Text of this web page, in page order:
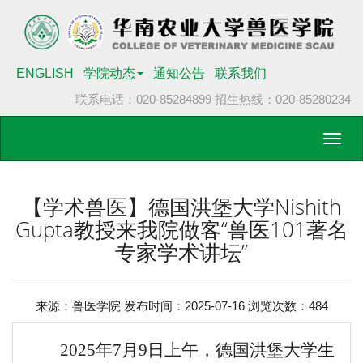
ENGLISH 学院动态 通知公告
联系我们
联系电话：020-85284899 招生热线：020-85280234
【学术兽医】德国洪堡大学Nishith
Gupta教授来我院做客“兽医101著名
专家学术讲坛”
来源：兽医学院 发布时间：2025-07-16 浏览次数： 484
2025年7月9日上午，德国洪堡大学生